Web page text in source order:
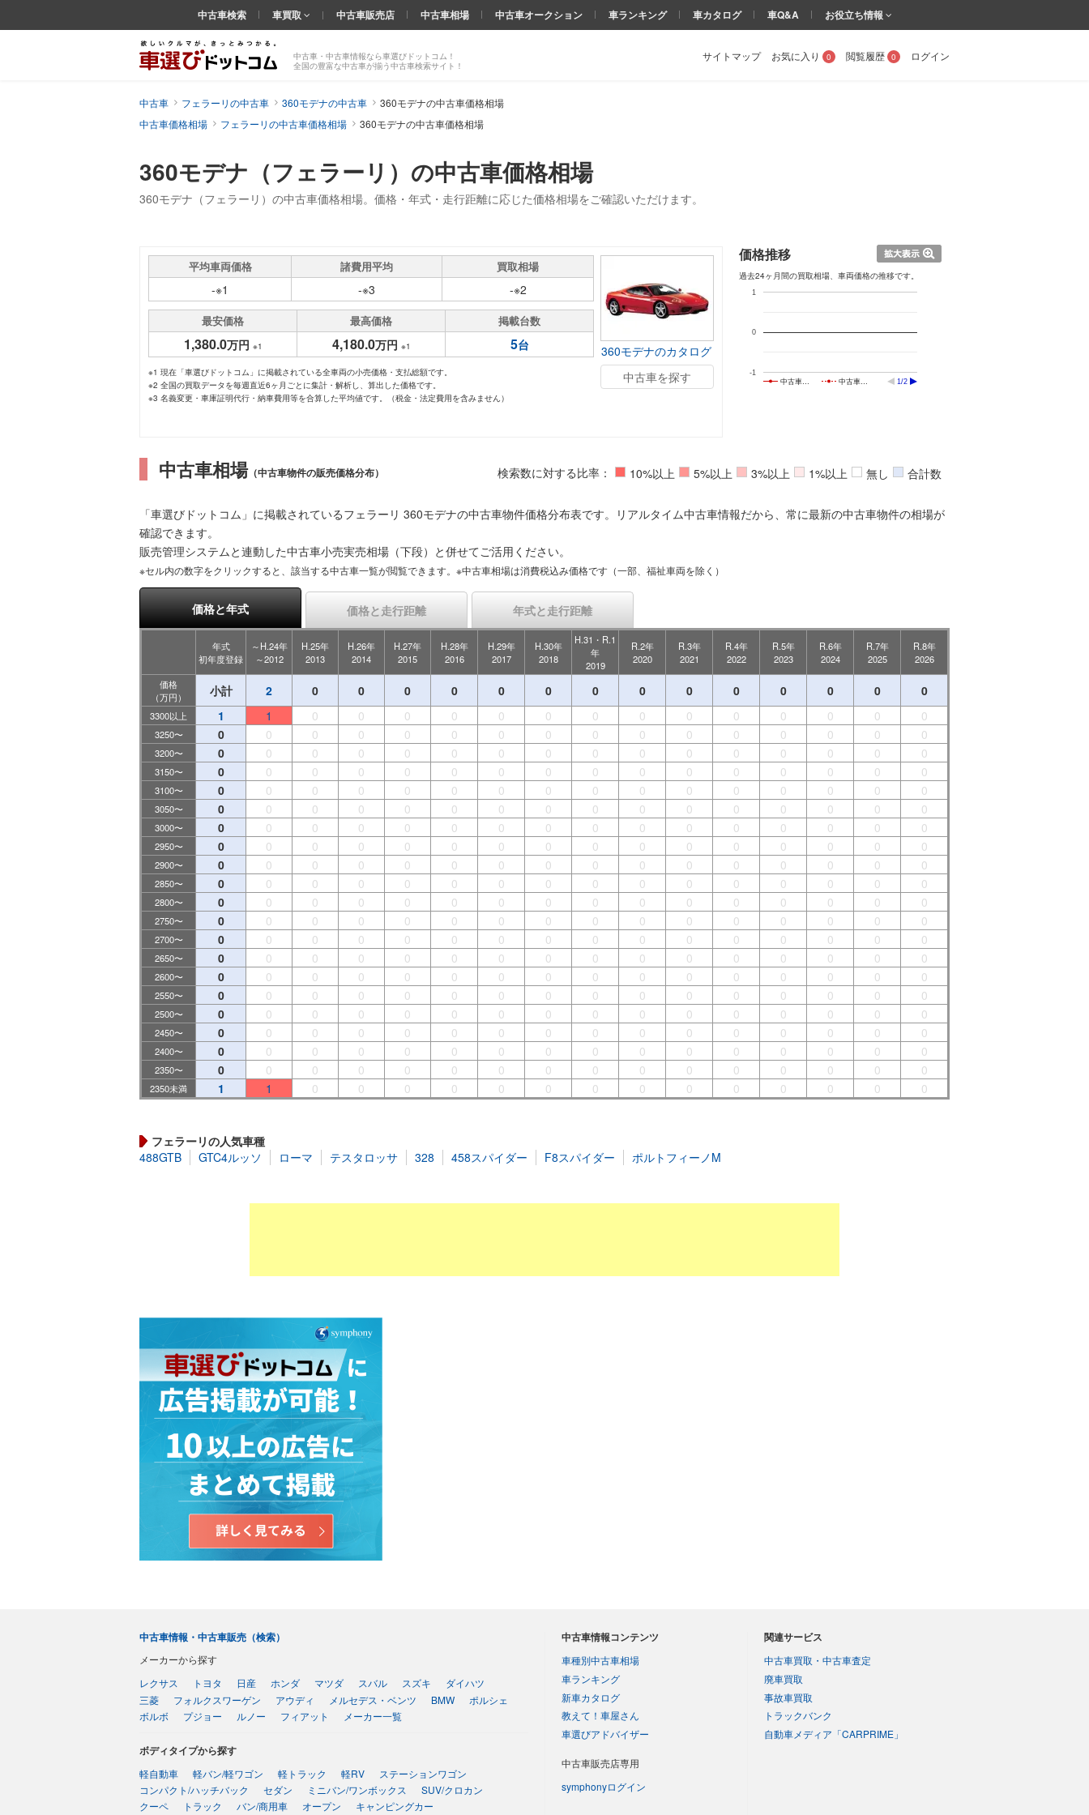
360モデナ（フェラーリ）の中古車価格相場
360モデナ（フェラーリ）の中古車価格相場。価格・年式・走行距離に応じた価格相場をご確認いただけます。
中古車・中古車情報なら車選びドットコム！
全国の豊富な中古車が揃う中古車検索サイト！
サイトマップ お気に入り 0 閲覧履歴 0 ログイン
中古車検索 車買取 中古車販売店 中古車相場 中古車オークション 車ランキング 車カタログ 車Q&A お役立ち情報
中古車 フェラーリの中古車 360モデナの中古車
360モデナの中古車価格相場
中古車価格相場
フェラーリの中古車価格相場 360モデナの中古車価格相場
平均車両価格 諸費用平均 買取相場
-※1 -※3 -※2
最安価格 最高価格 掲載台数
1,380.0万円 ※1 4,180.0万円 ※1 5台
※1 現在「車選びドットコム」に掲載されている全車両の小売価格・支払総額です。
※2 全国の買取データを毎週直近6ヶ月ごとに集計・解析し、算出した価格です。
※3 名義変更・車庫証明代行・納車費用等を合算した平均値です。（税金・法定費用を含みません）
360モデナのカタログ
中古車を探す
価格推移
過去24ヶ月間の買取相場、車両価格の推移です。
中古車… 中古車… 1/2
-1
0
1
中古車相場（中古車物件の販売価格分布）
「車選びドットコム」に掲載されているフェラーリ 360モデナの中古車物件価格分布表です。リアルタイム中古車情報だから、常に最新の中古車物件の相場が
確認できます。
販売管理システムと連動した中古車小売実売相場（下段）と併せてご活用ください。
※セル内の数字をクリックすると、該当する中古車一覧が閲覧できます。※中古車相場は消費税込み価格です（一部、福祉車両を除く）
検索数に対する比率： 10%以上 5%以上 3%以上 1%以上 無し 合計数
価格と年式 価格と走行距離 年式と走行距離
年式
初年度登録
～H.24年
～2012
H.25年
2013
H.26年
2014
H.27年
2015
H.28年
2016
H.29年
2017
H.30年
2018
H.31・R.1
年
2019
R.2年
2020
R.3年
2021
R.4年
2022
R.5年
2023
R.6年
2024
R.7年
2025
R.8年
2026
価格
（万円）
小計 2 0 0 0 0 0 0 0 0 0 0 0 0 0 0
3300以上 1 1 0 0 0 0 0 0 0 0 0 0 0 0 0 0
3250〜 0 0 0 0 0 0 0 0 0 0 0 0 0 0 0 0
3200〜 0 0 0 0 0 0 0 0 0 0 0 0 0 0 0 0
3150〜 0 0 0 0 0 0 0 0 0 0 0 0 0 0 0 0
3100〜 0 0 0 0 0 0 0 0 0 0 0 0 0 0 0 0
3050〜 0 0 0 0 0 0 0 0 0 0 0 0 0 0 0 0
3000〜 0 0 0 0 0 0 0 0 0 0 0 0 0 0 0 0
2950〜 0 0 0 0 0 0 0 0 0 0 0 0 0 0 0 0
2900〜 0 0 0 0 0 0 0 0 0 0 0 0 0 0 0 0
2850〜 0 0 0 0 0 0 0 0 0 0 0 0 0 0 0 0
2800〜 0 0 0 0 0 0 0 0 0 0 0 0 0 0 0 0
2750〜 0 0 0 0 0 0 0 0 0 0 0 0 0 0 0 0
2700〜 0 0 0 0 0 0 0 0 0 0 0 0 0 0 0 0
2650〜 0 0 0 0 0 0 0 0 0 0 0 0 0 0 0 0
2600〜 0 0 0 0 0 0 0 0 0 0 0 0 0 0 0 0
2550〜 0 0 0 0 0 0 0 0 0 0 0 0 0 0 0 0
2500〜 0 0 0 0 0 0 0 0 0 0 0 0 0 0 0 0
2450〜 0 0 0 0 0 0 0 0 0 0 0 0 0 0 0 0
2400〜 0 0 0 0 0 0 0 0 0 0 0 0 0 0 0 0
2350〜 0 0 0 0 0 0 0 0 0 0 0 0 0 0 0 0
2350未満 1 1 0 0 0 0 0 0 0 0 0 0 0 0 0 0
フェラーリの人気車種
488GTB
GTC4ルッソ ローマ テスタロッサ 328 458スパイダー F8スパイダー ポルトフィーノM
中古車情報・中古車販売（検索）
メーカーから探す
レクサス
トヨタ 日産 ホンダ マツダ スバル スズキ
ダイハツ
三菱
フォルクスワーゲン アウディ メルセデス・ベンツ BMW
ポルシェ
ボルボ
プジョー ルノー フィアット メーカー一覧
ボディタイプから探す
軽自動車 軽バン/軽ワゴン 軽トラック 軽RV
ステーションワゴン
コンパクト/ハッチバック
セダン ミニバン/ワンボックス
SUV/クロカン
クーペ
トラック バン/商用車 オープン キャンピングカー
中古車情報コンテンツ
車種別中古車相場
車ランキング
新車カタログ
教えて！車屋さん
車選びアドバイザー
中古車販売店専用
symphonyログイン
関連サービス
中古車買取・中古車査定
廃車買取
事故車買取
トラックバンク
自動車メディア「CARPRIME」